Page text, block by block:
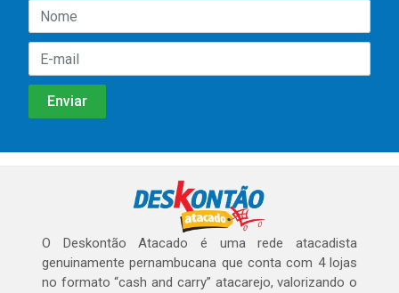
O Deskontão Atacado é uma rede atacadista
genuinamente pernambucana que conta com 4 lojas
no formato “cash and carry” atacarejo, valorizando o